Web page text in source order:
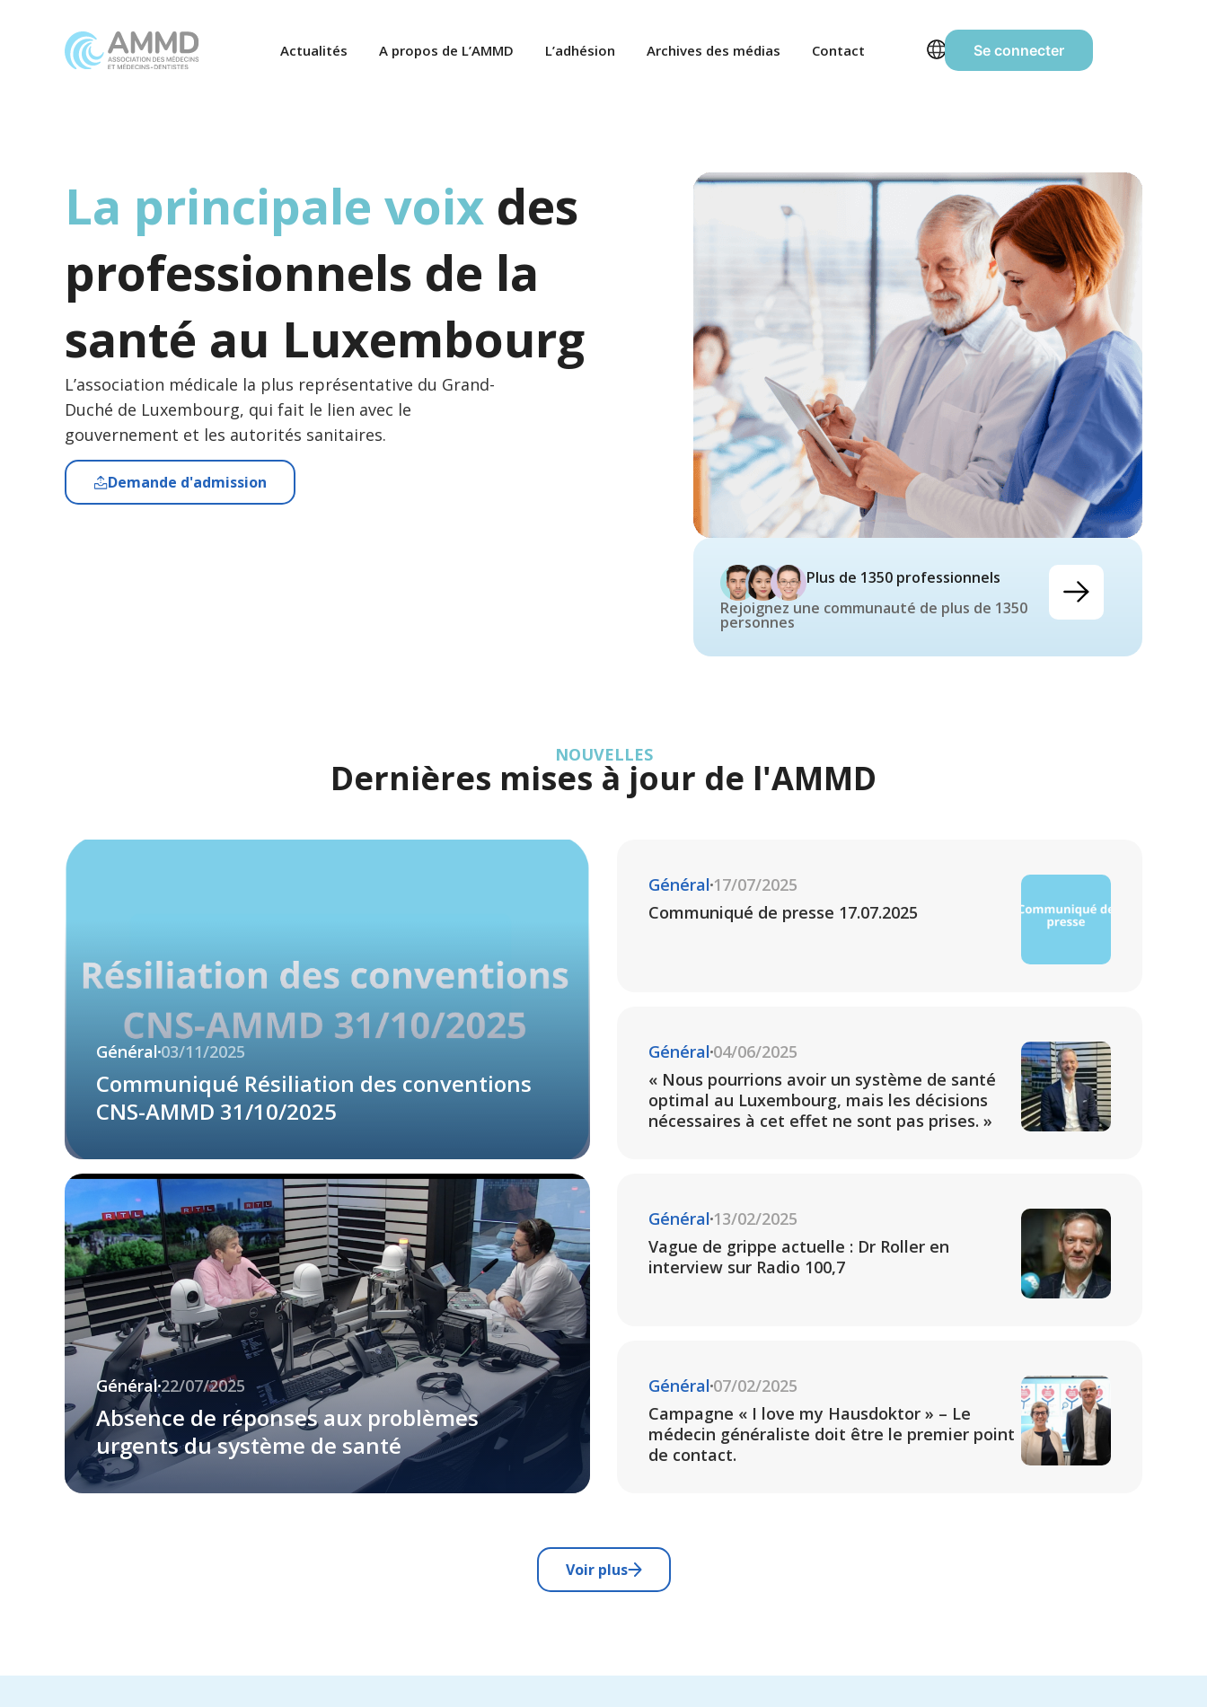
Actualités A propos de L’AMMD L’adhésion Archives des médias Contact Se connecter
La principale voix des
professionnels de la
santé au Luxembourg
L’association médicale la plus représentative du Grand-
Duché de Luxembourg, qui fait le lien avec le
gouvernement et les autorités sanitaires.
Demande d'admission
Plus de 1350 professionnels
Rejoignez une communauté de plus de 1350
personnes
NOUVELLES
Dernières mises à jour de l'AMMD
Général 03/11/2025
Communiqué Résiliation des conventions
CNS-AMMD 31/10/2025
Général22/07/2025
Absence de réponses aux problèmes
urgents du système de santé
Général 17/07/2025
Communiqué de presse 17.07.2025
Général 04/06/2025
« Nous pourrions avoir un système de santé
optimal au Luxembourg, mais les décisions
nécessaires à cet effet ne sont pas prises. »
Général 13/02/2025
Vague de grippe actuelle : Dr Roller en
interview sur Radio 100,7
Général 07/02/2025
Campagne « I love my Hausdoktor » – Le
médecin généraliste doit être le premier point
de contact.
Voir plus